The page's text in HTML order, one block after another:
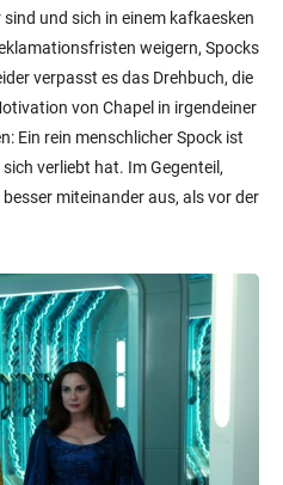
und sich in einem kafkaesken
weigern, Spocks
verpasst es das Drehbuch, die
von Chapel in irgendeiner
Ein rein menschlicher Spock ist
verliebt hat. Im Gegenteil,
miteinander aus, als vor der